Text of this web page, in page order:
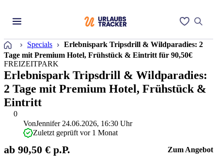
Startseite
Specials
Erlebnispark Tripsdrill & Wildparadies: 2
Tage mit Premium Hotel, Frühstück & Eintritt für 90,50€
0
FREIZEITPARK
Erlebnispark Tripsdrill & Wildparadies:
2 Tage mit Premium Hotel, Frühstück &
Eintritt
VonJennifer 24.06.2026, 16:30 Uhr
Zuletzt geprüft vor 1 Monat
ab 90,50 € p.P. Zum Angebot